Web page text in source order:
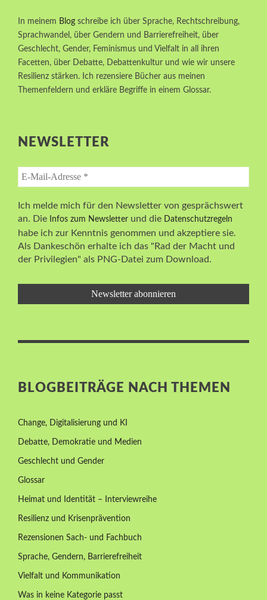
In meinem Blog schreibe ich über Sprache, Rechtschreibung,
Sprachwandel, über Gendern und Barrierefreiheit, über
Geschlecht, Gender, Feminismus und Vielfalt in all ihren
Facetten, über Debatte, Debattenkultur und wie wir unsere
Resilienz stärken. Ich rezensiere Bücher aus meinen
Themenfeldern und erkläre Begriffe in einem Glossar.
NEWSLETTER
Ich melde mich für den Newsletter von gesprächswert
an. Die
Infos zum Newsletter und die Datenschutzregeln
habe ich zur Kenntnis genommen und akzeptiere sie.
Als Dankeschön erhalte ich das "Rad der Macht und
der Privilegien" als PNG-Datei zum Download.
BLOGBEITRÄGE NACH THEMEN
Change, Digitalisierung und KI
Debatte, Demokratie und Medien
Geschlecht und Gender
Glossar
Heimat und Identität – Interviewreihe
Resilienz und Krisenprävention
Rezensionen Sach- und Fachbuch
Sprache, Gendern, Barrierefreiheit
Vielfalt und Kommunikation
Was in keine Kategorie passt